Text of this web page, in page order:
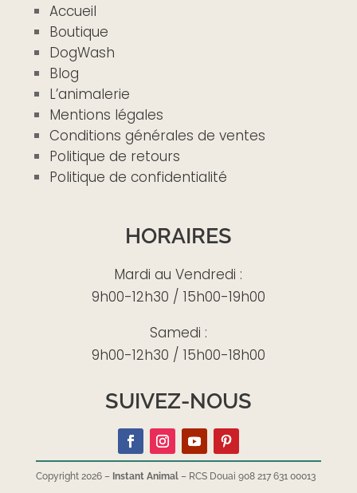
Accueil
Boutique
DogWash
Blog
L’animalerie
Mentions légales
Conditions générales de ventes
Politique de retours
Politique de confidentialité
HORAIRES
Mardi au Vendredi :
9h00-12h30 / 15h00-19h00
Samedi :
9h00-12h30 / 15h00-18h00
SUIVEZ-NOUS
Copyright 2026 – Instant Animal– RCS Douai 908 217 631 00013